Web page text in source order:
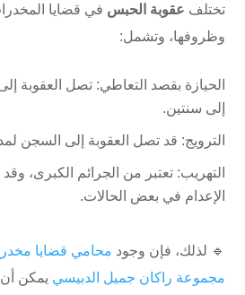
تختلف عقوبة الحبس في قضايا
وظروفها، وتشمل:
الحيازة بقصد التعاطي: تصل العقوبة
إلى سنتين.
الترويج: قد تصل العقوبة إلى السجن لمدة
التهريب: تعتبر من الجرائم الكبرى،
الإعدام في بعض الحالات.
🔹 لذلك، فإن وجود محامي قضايا
مجموعة راكان جميل الدبيسي يمكن أن